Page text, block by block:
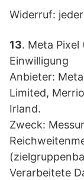
Widerruf:
13. Meta
Einwilligung
Anbieter:
Limited,
Irland.
Zweck:
Verarbeitete